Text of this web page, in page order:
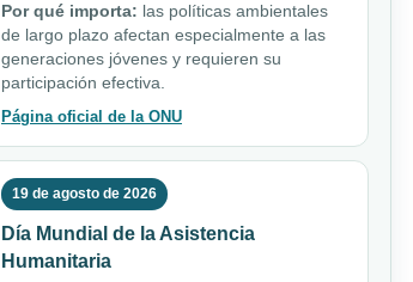
Por qué importa: las políticas ambientales
de largo plazo afectan especialmente a las
generaciones jóvenes y requieren su
participación efectiva.
Página oficial de la ONU
19 de agosto de 2026
Día Mundial de la Asistencia
Humanitaria